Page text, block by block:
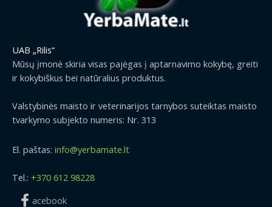
UAB „Rilis“
Mūsų įmonė skiria visas pajėgas į aptarnavimo kokybę, greiti
ir kokybiškus bei natūralius produktus.
Valstybinės maisto ir veterinarijos tarnybos suteiktas maisto
tvarkymo subjekto numeris: Nr. 313
El. paštas: info@yerbamate.lt
Tel.: +370 612 98228
acebook